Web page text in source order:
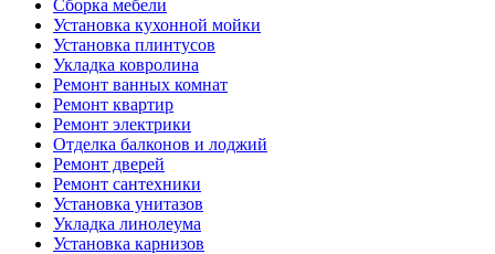
Сборка мебели
Установка кухонной мойки
Установка плинтусов
Укладка ковролина
Ремонт ванных комнат
Ремонт квартир
Ремонт электрики
Отделка балконов и лоджий
Ремонт дверей
Ремонт сантехники
Установка унитазов
Укладка линолеума
Установка карнизов